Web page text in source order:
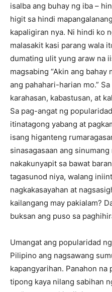
isalba ang buhay ng iba –
higit sa hindi
kapaligiran nya. Ni hindi ko
malasakit kasi parang wala
dumating ulit yung araw na
magsabing “Akin ang bahay
ang pahahari-harian mo.”
karahasan, kabastusan, at
Sa pag-angat ng
itinatagong yabang at
isang higanteng
sinasagasaan ang
nakakunyapit sa bawat
tagasunod niya, walang
nagkakasayahan at
kailangang may pakialam?
buksan ang puso sa
Umangat ang popularidad
Pilipino ang nagsawang
kapangyarihan. Panahon na
tipong kaya nilang sabihan